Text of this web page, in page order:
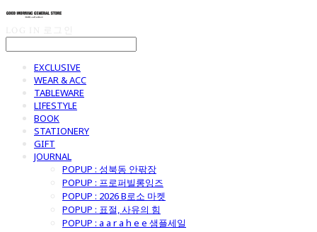
EXCLUSIVE
WEAR & ACC
TABLEWARE
LIFESTYLE
BOOK
STATIONERY
GIFT
JOURNAL
POPUP : 성북동 안팎장
POPUP : 프로퍼빌롱잉즈
POPUP : 2026 B로소 마켓
POPUP : 표절, 사유의 힘
POPUP : a a r a h e e 샘플세일